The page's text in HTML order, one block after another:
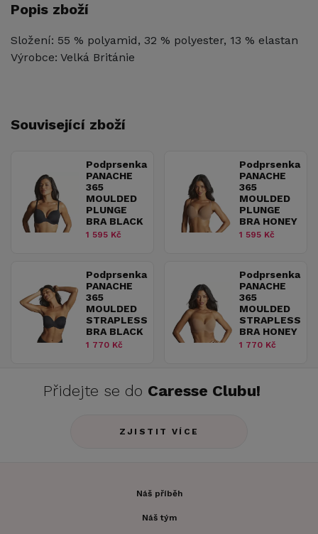
Popis zboží
Složení: 55 % polyamid, 32 % polyester, 13 % elastan
Výrobce: Velká Británie
Související zboží
Podprsenka
PANACHE
365
MOULDED
PLUNGE
BRA BLACK
1 595 Kč
Podprsenka
PANACHE
365
MOULDED
PLUNGE
BRA HONEY
1 595 Kč
Podprsenka
PANACHE
365
MOULDED
STRAPLESS
BRA BLACK
1 770 Kč
Podprsenka
PANACHE
365
MOULDED
STRAPLESS
BRA HONEY
1 770 Kč
Přidejte se do Caresse Clubu!
ZJISTIT VÍCE
Náš příběh
Náš tým